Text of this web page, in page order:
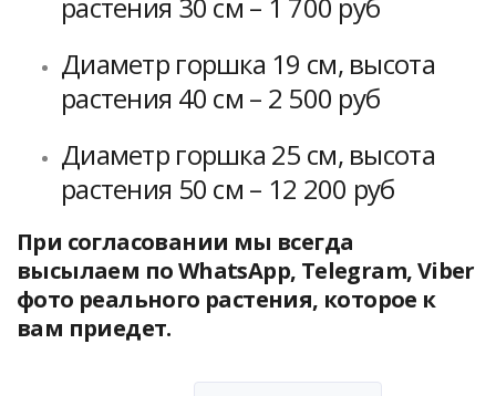
Диаметр горшка 19 см, высота
растения 40 см – 2 500 руб
Диаметр горшка 25 см, высота
растения 50 см – 12 200 руб
При согласовании мы всегда
высылаем по WhatsApp, Telegram, Viber
фото реального растения, которое к
вам приедет.